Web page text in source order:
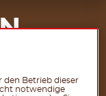
den Betrieb dieser
notwendige